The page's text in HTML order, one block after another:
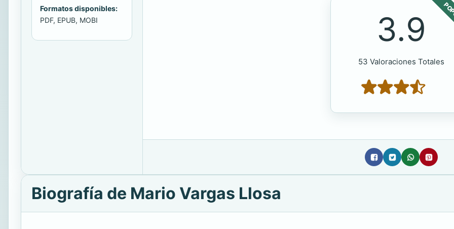
Formatos disponibles:
PDF, EPUB, MOBI
3.9
53 Valoraciones Totales
Biografía de Mario Vargas Llosa